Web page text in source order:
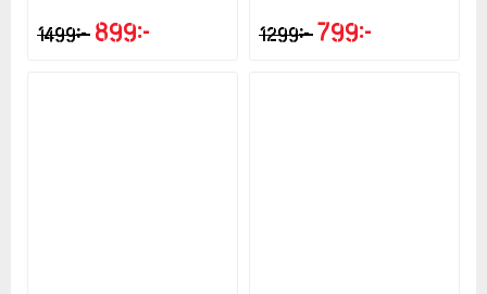
1499kr 899kr 1299kr799kr